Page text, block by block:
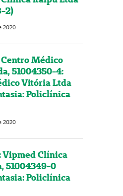
2)
2020
Médico
51004350-4:
Vitória Ltda
Policlínica
2020
Vipmed Clínica
51004349-0
Policlínica